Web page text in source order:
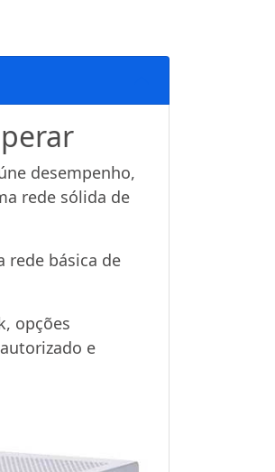
desempenho,
rede sólida de
rede básica de
opções
e